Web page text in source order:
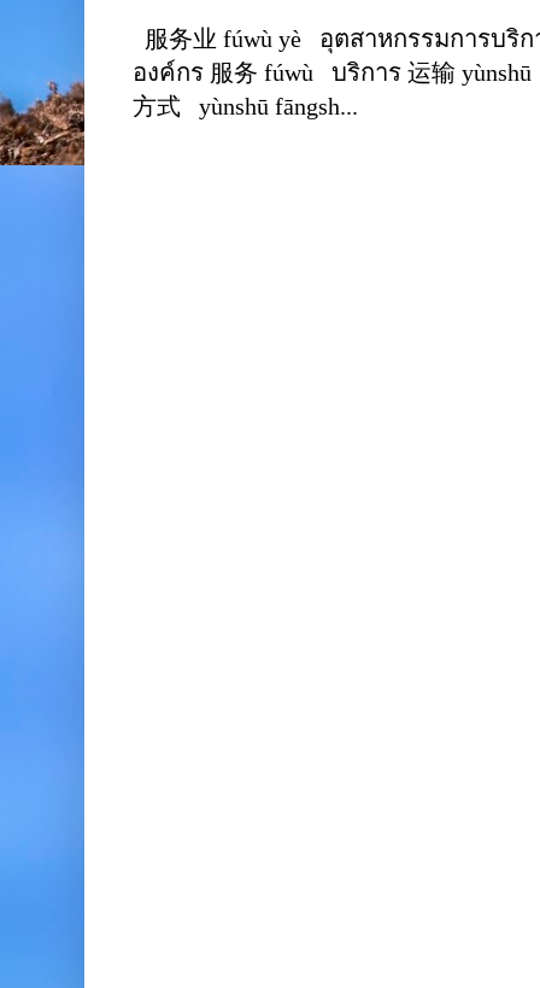
服务业 fúwù yè อุตสาหกรรมการบริ
องค์กร 服务 fúwù บริการ 运输
方式 yùnshū fāngsh...